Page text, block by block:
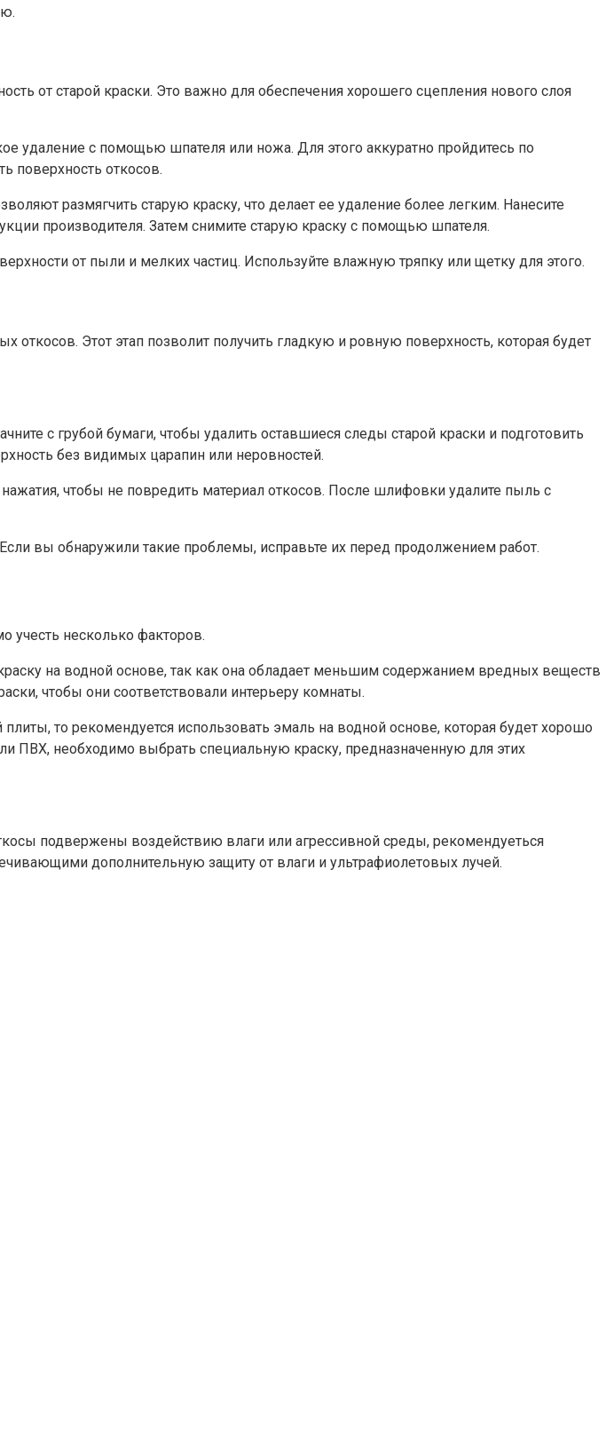
от старой краски.​ Это важно для обеспечения хорошего сцепления нового слоя
удаление с помощью шпателя или ножа.​ Для этого аккуратно пройдитесь по
поверхность откосов.​
размягчить старую краску, что делает ее удаление более легким. Нанесите
производителя.​ Затем снимите старую краску с помощью шпателя.​
от пыли и мелких частиц.​ Используйте влажную тряпку или щетку для этого.​
Этот этап позволит получить гладкую и ровную поверхность, которая будет
с грубой бумаги, чтобы удалить оставшиеся следы старой краски и подготовить
без видимых царапин или неровностей.​
чтобы не повредить материал откосов.​ После шлифовки удалите пыль с
вы обнаружили такие проблемы, исправьте их перед продолжением работ.​
учесть несколько факторов.​
на водной основе, так как она обладает меньшим содержанием вредных веществ
чтобы они соответствовали интерьеру комнаты.
то рекомендуется использовать эмаль на водной основе, которая будет хорошо
ПВХ, необходимо выбрать специальную краску, предназначенную для этих
подвержены воздействию влаги или агрессивной среды, рекомендуеться
дополнительную защиту от влаги и ультрафиолетовых лучей.​